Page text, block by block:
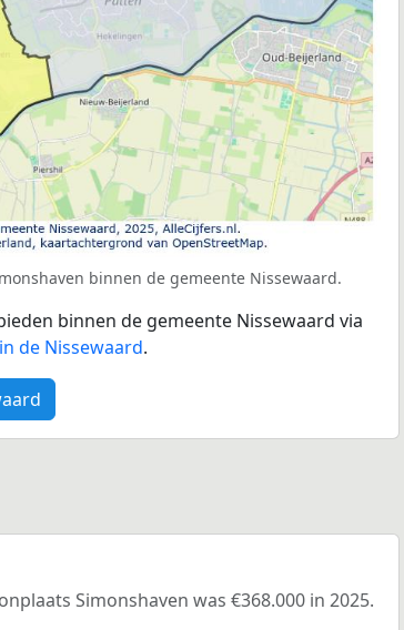
binnen de gemeente Nissewaard.
binnen de gemeente Nissewaard via
de Nissewaard.
Simonshaven was €368.000 in 2025.